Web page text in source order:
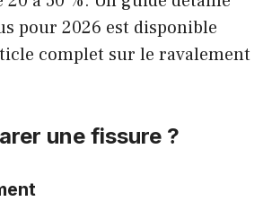
pour 2026 est disponible
complet sur le ravalement
une fissure ?